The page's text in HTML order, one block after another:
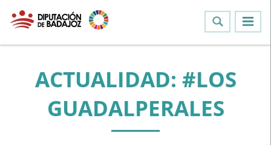
ACTUALIDAD: #LOS
GUADALPERALES